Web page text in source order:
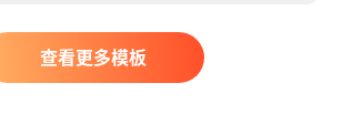
查看更多模板